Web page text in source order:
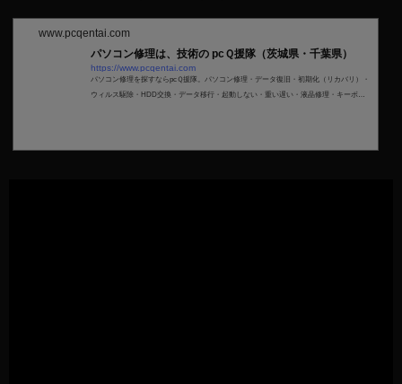
www.pcqentai.com
パソコン修理は、技術の pcＱ援隊（茨城県・千葉県）
https://www.pcqentai.com
パソコン修理を探すならpcＱ援隊。パソコン修理・データ復旧・初期化（リカバリ）・
ウィルス駆除・HDD交換・データ移行・起動しない・重い遅い・液晶修理・キーボー